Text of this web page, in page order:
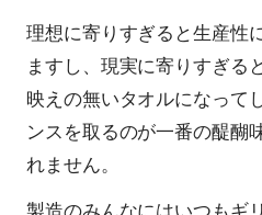
理想に寄りすぎると生産性
ますし、現実に寄りすぎる
映えの無いタオルになって
ンスを取るのが一番の醍醐
れません。